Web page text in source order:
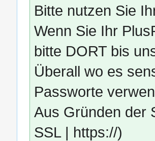
Bitte nutzen Sie
Wenn Sie Ihr
bitte DORT bis
Überall wo es
Passworte
Aus Gründen der
SSL | https://)